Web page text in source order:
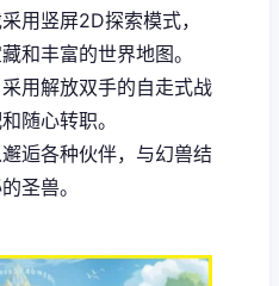
用竖屏2D探索模式，
和丰富的世界地图。
用解放双手的自走式战
随心转职。
逅各种伙伴，与幻兽结
圣兽。